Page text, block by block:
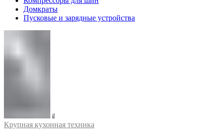
Домкраты
Пусковые и зарядные устройства
Крупная кухонная техника